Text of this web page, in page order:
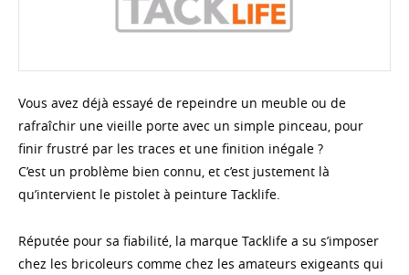
Vous avez déjà essayé de repeindre un meuble ou de
rafraîchir une vieille porte avec un simple pinceau, pour
finir frustré par les traces et une finition inégale ?
C’est un problème bien connu, et c’est justement là
qu’intervient le pistolet à peinture Tacklife.
Réputée pour sa fiabilité, la marque Tacklife a su s’imposer
chez les bricoleurs comme chez les amateurs exigeants qui